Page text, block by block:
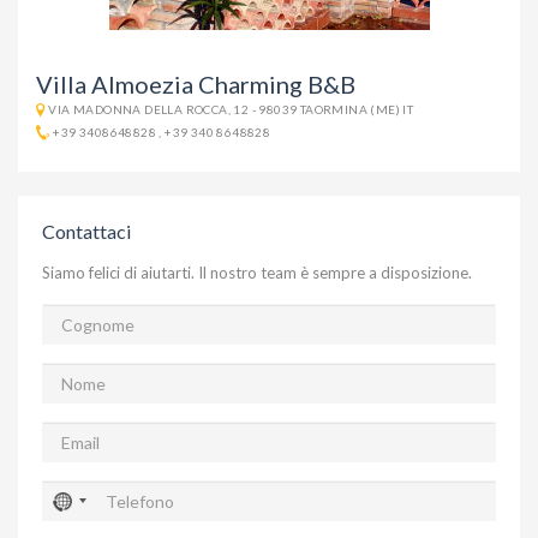
Villa Almoezia Charming B&B
VIA MADONNA DELLA ROCCA, 12 - 98039 TAORMINA (ME) IT
+39 3408648828 ,+39 340 8648828
Contattaci
Siamo felici di aiutarti. Il nostro team è sempre a disposizione.